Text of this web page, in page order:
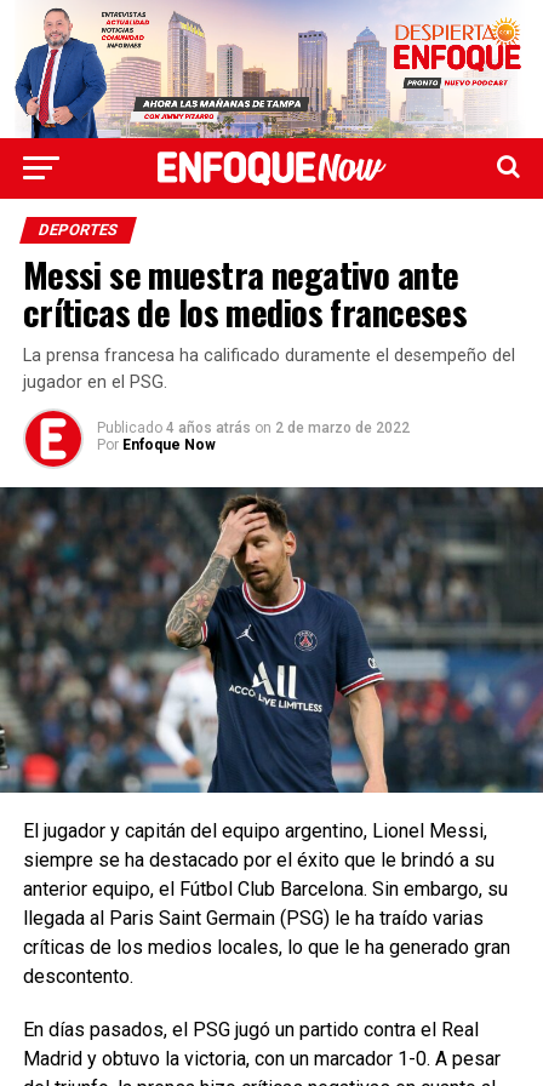
DEPORTES
Messi se muestra negativo ante
críticas de los medios franceses
La prensa francesa ha calificado duramente el desempeño del
jugador en el PSG.
Publicado 4 años atrás on 2 de marzo de 2022
Por Enfoque Now
El jugador y capitán del equipo argentino, Lionel Messi,
siempre se ha destacado por el éxito que le brindó a su
anterior equipo, el Fútbol Club Barcelona. Sin embargo, su
llegada al Paris Saint Germain (PSG) le ha traído varias
críticas de los medios locales, lo que le ha generado gran
descontento.
En días pasados, el PSG jugó un partido contra el Real
Madrid y obtuvo la victoria, con un marcador 1-0. A pesar